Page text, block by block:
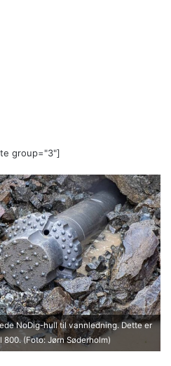
group="3"]
NoDig-hull til vannledning. Dette er
(Foto: Jørn Søderholm)